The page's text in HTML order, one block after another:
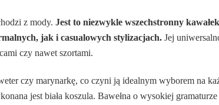
z mody. Jest to niezwykle wszechstronny kawałek
jak i casualowych stylizacjach. Jej
czy nawet szortami.
czy marynarkę, co czyni ją idealnym wyborem na
jest biała koszula. Bawełna o wysokiej gramaturze